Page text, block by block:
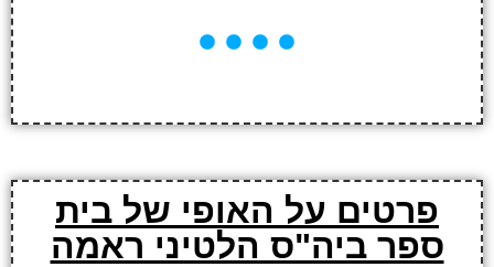
פרטים על האופי של בית
ספר ביה"ס הלטיני ראמה